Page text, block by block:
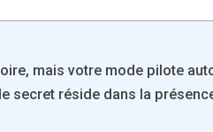
mais votre mode pilote
secret réside dans la